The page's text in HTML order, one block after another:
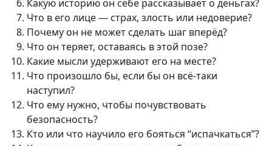
Какую историю он себе рассказывает о деньгах?
Что в его лице — страх, злость или недоверие?
Почему он не может сделать шаг вперёд?
Что он теряет, оставаясь в этой позе?
Какие мысли удерживают его на месте?
Что произошло бы, если бы он всё-таки
наступил?
Что ему нужно, чтобы почувствовать
безопасность?
Кто или что научило его бояться “испачкаться”?